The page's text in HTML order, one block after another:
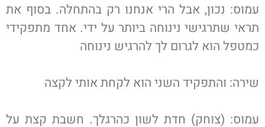
עמוס: נכון, אבל הרי אנחנו רק בהתחלה. בסוף את
תראי שתרגישי נינוחה ביותר על ידי. אחד מתפקידי
כמטפל הוא לגרום לך להרגיש נינוחה
שירה: והתפקיד השני הוא לקחת אותי לקצה
עמוס: (צוחק) חדת לשון כהרגלך. חשבת קצת על